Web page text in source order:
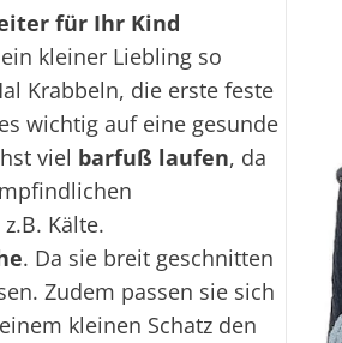
für Ihr Kind
kleiner Liebling so
Krabbeln, die erste feste
wichtig auf eine gesunde
viel barfuß laufen, da
Kälte.
. Da sie breit geschnitten
Zudem passen sie sich
kleinen Schatz den